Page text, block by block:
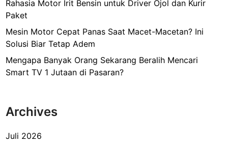
Rahasia Motor Irit Bensin untuk Driver Ojol dan Kurir
Paket
Mesin Motor Cepat Panas Saat Macet-Macetan? Ini
Solusi Biar Tetap Adem
Mengapa Banyak Orang Sekarang Beralih Mencari
Smart TV 1 Jutaan di Pasaran?
Archives
Juli 2026